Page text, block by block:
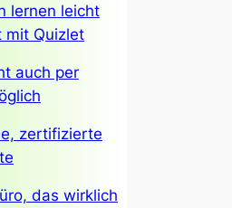
lernen leicht
mit Quizlet
auch per
zertifizierte
das wirklich